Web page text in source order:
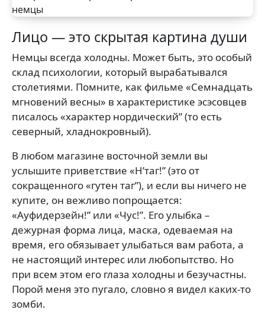
Лицо — это скрытая картина души
Немцы всегда холодны. Может быть, это особый
склад психологии, который вырабатывался
столетиями. Помните, как фильме «Семнадцать
мгновений весны» в характеристике эсэсовцев
писалось «характер нордический” (то есть
северный, хладнокровный).
В любом магазине восточной земли вы
услышите приветствие «Н’таг!” (это от
сокращенного «гутен таг”), и если вы ничего не
купите, он вежливо попрощается:
«Ауфидерзейн!” или «Чус!”. Его улыбка –
дежурная форма лица, маска, одеваемая на
время, его обязывает улыбаться вам работа, а
не настоящий интерес или любопытство. Но
при всем этом его глаза холодны и безучастны.
Порой меня это пугало, словно я видел каких-то
зомби.